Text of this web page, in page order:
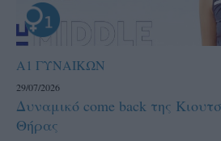
Α1 ΓΥΝΑΙΚΩΝ
29/07/2026
Δυναμικό come back της
Θήρας